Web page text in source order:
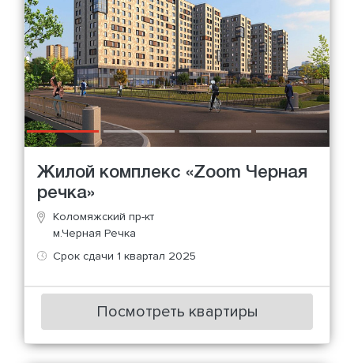
Жилой комплекс «Zoom Черная
речка»
Коломяжский пр-кт
м.Черная Речка
Срок сдачи 1 квартал 2025
Посмотреть квартиры